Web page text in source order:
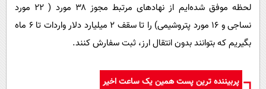
لحظه موفق شده‌ایم از نهادهای مرتبط مجوز ۳۸ مورد ( ۲۲ مورد
نساجی و ۱۶ مورد پتروشیمی) را تا سقف ۲ میلیارد دلار واردات تا ۶ ماه
بگیریم که بتوانند بدون انتقال ارز، ثبت سفارش کنند.
پربیننده ترین پست همین یک ساعت اخیر